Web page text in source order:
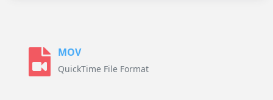
MOV
QuickTime File Format